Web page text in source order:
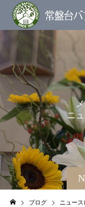
メ
ニュース
ブログ ニュース